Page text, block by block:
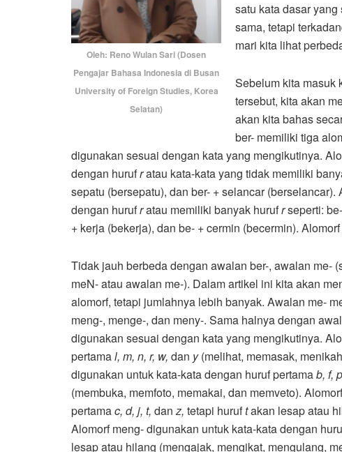
Oleh: Reno Wulan Sari (Dosen
Pengajar Bahasa Indonesia di Busan
University of Foreign Studies, Korea
Selatan)
satu kata dasar
sama, tetapi
mari kita lihat
Sebelum kita masuk
tersebut, kita akan
akan kita bahas
ber- memiliki tiga
digunakan sesuai dengan kata yang mengikutinya.
dengan hurufratau kata-kata yang tidak memiliki
sepatu (bersepatu), dan ber- + selancar
dengan hurufratau memiliki banyak hurufrseperti:
+ kerja (bekerja), dan be- + cermin (becermin).
Tidak jauh berbeda dengan awalan ber-, awalan me-
meN- atau awalan me-). Dalam artikel ini kita akan
alomorf, tetapi jumlahnya lebih banyak. Awalan me-
meng-, menge-, dan meny-. Sama halnya dengan
digunakan sesuai dengan kata yang mengikutinya.
pertamal, m, n, r, w, dan y(melihat, memasak,
digunakan untuk kata-kata dengan huruf pertamab, f,
(membuka, memfoto, memakai, dan memveto).
pertamac, d, j, t, danz, tetapi huruftakan lesap atau
Alomorf meng- digunakan untuk kata-kata dengan
lesap atau hilang (mengajak, mengikat, mengulang,